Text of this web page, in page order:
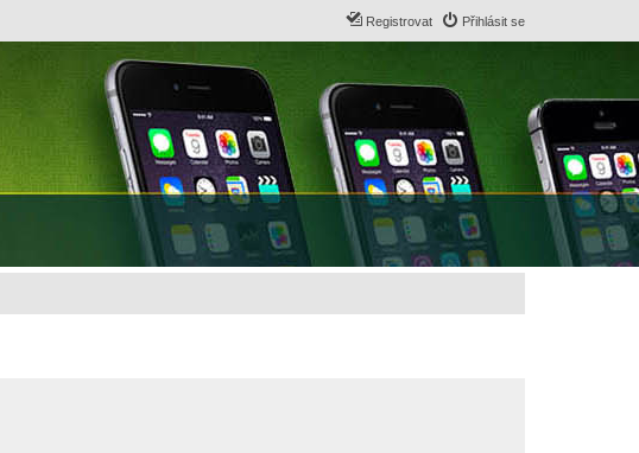
Přihlásit se
Registrovat